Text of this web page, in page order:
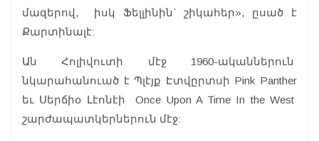
մազերով, իսկ Ֆելլինին` շիկահեր», ըսած է
Քարտինալէ:
Ան Հոլիվուտի մէջ 1960-ականներուն
նկարահանուած է Պլէյք Էտվըրտսի Pink Panther
եւ Սերճիօ Լէոնէի Once Upon A Time In the West
շարժապատկերներուն մէջ: